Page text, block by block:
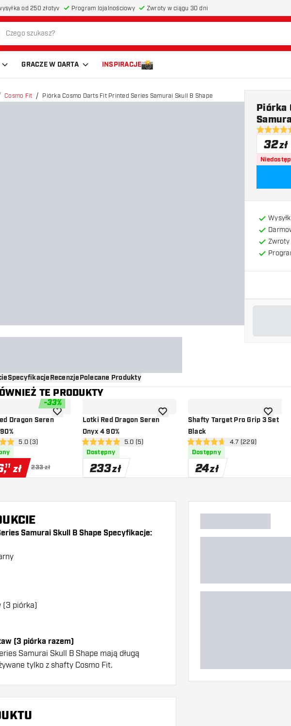
od 250 złotyv Program lojalnościowy Zwroty w ciągu 30 dni
GRACZE W DARTA INSPIRACJE
Cosmo Fit Piórka Cosmo Darts Fit Printed Series Samurai Skull B Shape
4.5
Piórka
32zł
Zwroty
SpecyfikacjeRecenzjePolecane Produkty
TE PRODUKTY
-33%
Dragon Seren
otwórz panel recenzji
oceny5.0 (3)
,11 zł 233 zł
dodaj do listy życzeńLotki Red Dragon Seren
Onyx 4 90%
otwórz panel recenzji
5 gwiazdki oceny5.0 (5)
Dostępny
233zł
dodaj do listy życzeńShafty Target Pro Grip 3 Set
Black
otwórz panel
4.7 gwiazdki oceny4.7 (229)
Dostępny
24zł
dodaj do
Samurai Skull B Shape Specyfikacje:
(3 piórka)
(3 piórka razem)
Samurai Skull B Shape mają długą
tylko z shafty Cosmo Fit.
piórek i shaftów. Mogą one zostać
użytkowania.